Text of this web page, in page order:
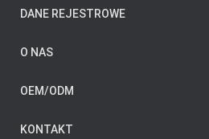
DANE REJESTROWE
O NAS
OEM/ODM
KONTAKT